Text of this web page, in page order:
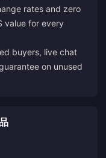
rates and zero
value for every
buyers, live chat
on unused